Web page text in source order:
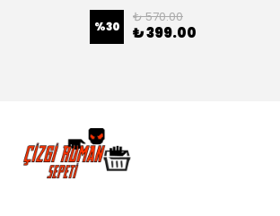
%30
₺ 570.00
₺ 399.00